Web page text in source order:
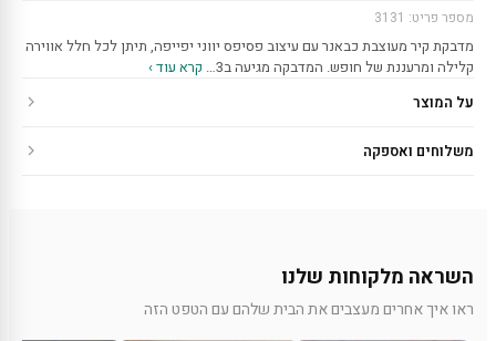
מספר פריט: 3131
מדבקת קיר מעוצבת כבאנר עם עיצוב פסיפס יווני יפייפה, תיתן לכל חלל אווירה
קלילה ומרעננת של חופש. המדבקה מגיעה ב3…
קרא עוד ›
על המוצר
משלוחים ואספקה
השראה מלקוחות שלנו
ראו איך אחרים מעצבים את הבית שלהם עם הטפט הזה